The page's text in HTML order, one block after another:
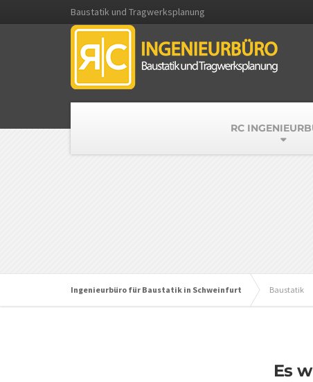
Baustatik und Tragwerksplanung
RC
Ingenieurbüro für Baustatik in Schweinfurt Baustatik
Es